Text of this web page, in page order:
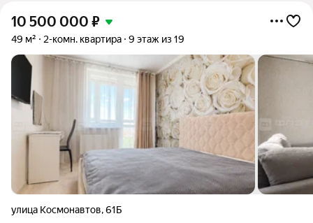
10 500 000 ₽
49 м² 2-комн. квартира 9 этаж из 19
улица Космонавтов,61Б